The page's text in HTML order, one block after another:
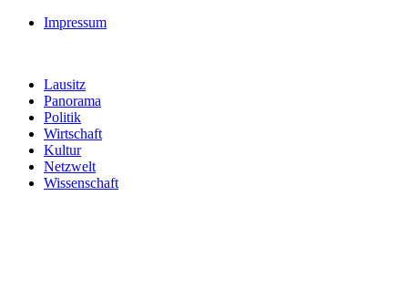
Impressum
Lausitz
Panorama
Politik
Wirtschaft
Kultur
Netzwelt
Wissenschaft